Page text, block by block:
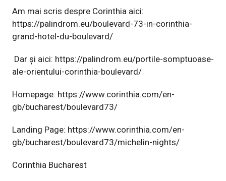
Am mai scris despre Corinthia aici:
https://palindrom.eu/boulevard-73-in-corinthia-
grand-hotel-du-boulevard/
Dar și aici: https://palindrom.eu/portile-somptuoase-
ale-orientului-corinthia-boulevard/
Homepage: https://www.corinthia.com/en-
gb/bucharest/boulevard73/
Landing Page: https://www.corinthia.com/en-
gb/bucharest/boulevard73/michelin-nights/
Corinthia Bucharest